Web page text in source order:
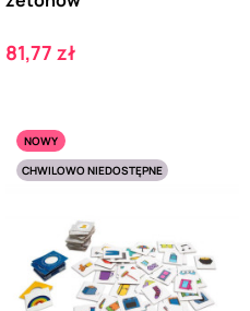
Cena
81,77 zł
NOWY
CHWILOWO NIEDOSTĘPNE